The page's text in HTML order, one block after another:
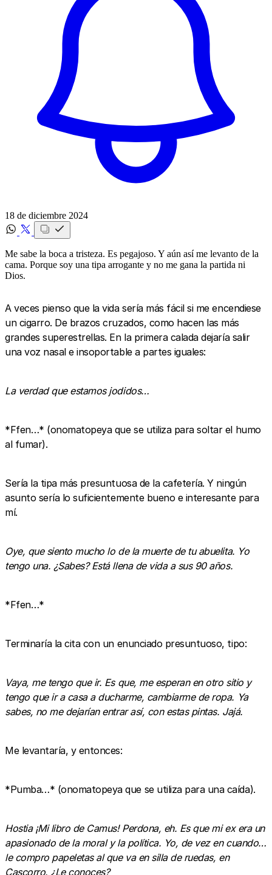
18 de diciembre 2024
Me sabe la boca a tristeza. Es pegajoso. Y aún así me levanto de la
cama. Porque soy una tipa arrogante y no me gana la partida ni
Dios.
A veces pienso que la vida sería más fácil si me encendiese
un cigarro. De brazos cruzados, como hacen las más
grandes superestrellas. En la primera calada dejaría salir
una voz nasal e insoportable a partes iguales:
La verdad que estamos jodidos…
*Ffen…* (onomatopeya que se utiliza para soltar el humo
al fumar).
Sería la tipa más presuntuosa de la cafetería. Y ningún
asunto sería lo suficientemente bueno e interesante para
mí.
Oye, que siento mucho lo de la muerte de tu abuelita. Yo
tengo una. ¿Sabes? Está llena de vida a sus 90 años.
*Ffen…*
Terminaría la cita con un enunciado presuntuoso, tipo:
Vaya, me tengo que ir. Es que, me esperan en otro sitio y
tengo que ir a casa a ducharme, cambiarme de ropa. Ya
sabes, no me dejarían entrar así, con estas pintas. Jajá.
Me levantaría, y entonces:
*Pumba…* (onomatopeya que se utiliza para una caída).
Hostia ¡Mi libro de Camus! Perdona, eh. Es que mi ex era un
apasionado de la moral y la política. Yo, de vez en cuando…
le compro papeletas al que va en silla de ruedas, en
Cascorro. ¿Le conoces?